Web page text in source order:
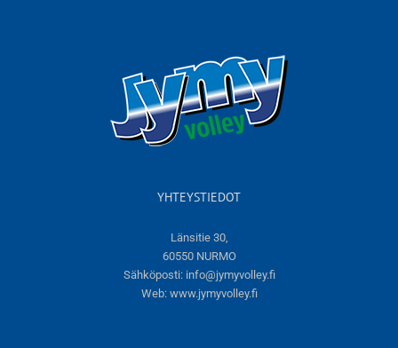
YHTEYSTIEDOT
Länsitie 30,
60550 NURMO
Sähköposti: info@jymyvolley.fi
Web: www.jymyvolley.fi